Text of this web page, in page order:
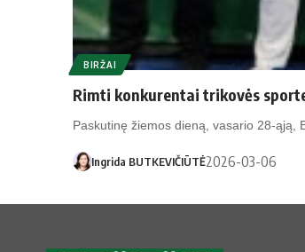
BIRŽAI
Rimti konkurentai trikovės
Paskutinę žiemos dieną, vasario 28-ąją,
Ingrida BUTKEVIČIŪTĖ2026-03-06